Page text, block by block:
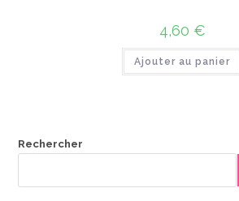
4,60 €
Ajouter au panier
Rechercher